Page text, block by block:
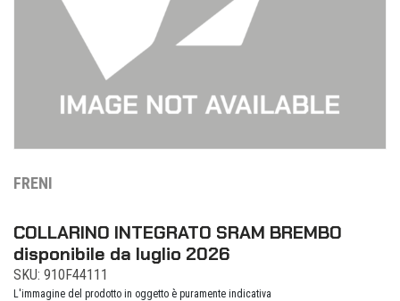
FRENI
COLLARINO INTEGRATO SRAM BREMBO
disponibile da luglio 2026
SKU: 910F44111
L'immagine del prodotto in oggetto è puramente indicativa